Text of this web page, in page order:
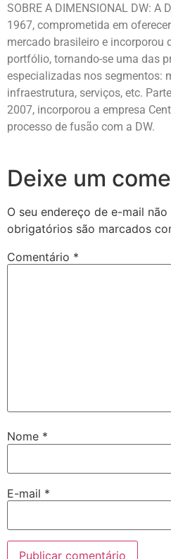
SOBRE A DIMENSIONAL DW:
1967, comprometida em
mercado brasileiro e incorporou
portfólio, tornando-se uma das
especializadas nos segmentos:
infraestrutura, serviços, etc.
2007, incorporou a empresa
processo de fusão com a DW.
Deixe um
O seu endereço de e-mail
obrigatórios são marcados
Comentário *
Nome *
E-mail *